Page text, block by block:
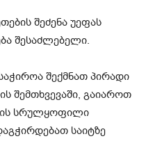
შეძენა უეფას
შესაძლებელი.
შექმნათ პირადი
შემთხვევაში, გაიაროთ
სრულყოფილი
საიტზე